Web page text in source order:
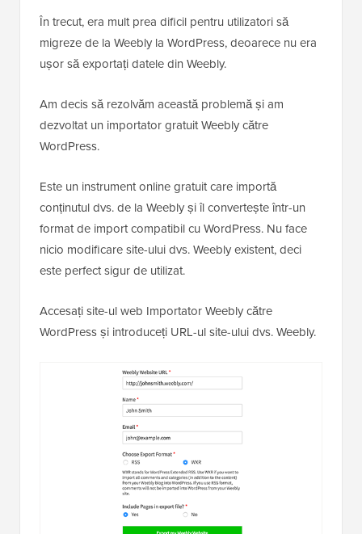
În trecut, era mult prea dificil pentru utilizatori să
migreze de la Weebly la WordPress, deoarece nu era
ușor să exportați datele din Weebly.
Am decis să rezolvăm această problemă și am
dezvoltat un importator gratuit Weebly către
WordPress.
Este un instrument online gratuit care importă
conținutul dvs. de la Weebly și îl convertește într-un
format de import compatibil cu WordPress. Nu face
nicio modificare site-ului dvs. Weebly existent, deci
este perfect sigur de utilizat.
Accesați site-ul web Importator Weebly către
WordPress și introduceți URL-ul site-ului dvs. Weebly.